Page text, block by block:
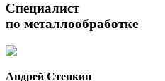
Специалист
по металлообработке
Андрей Степкин